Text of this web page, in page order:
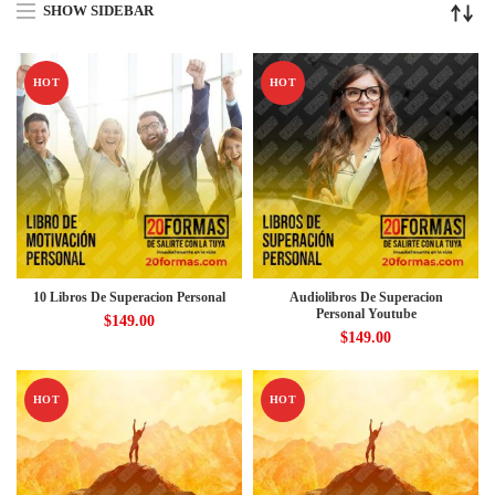
SHOW SIDEBAR
HOT
10 Libros De Superacion Personal
$149.00
HOT
Audiolibros De Superacion
Personal Youtube
$149.00
HOT HOT